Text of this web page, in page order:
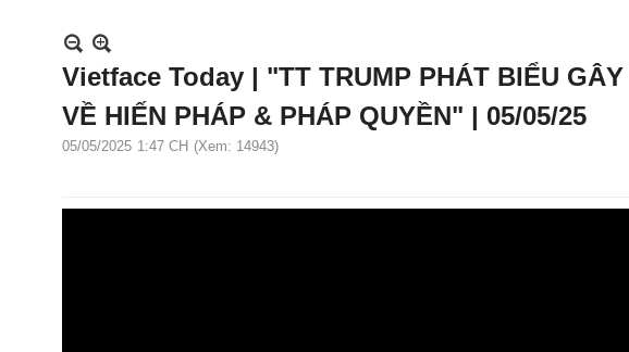
Vietface Today | "TT TRUMP PHÁT BIỂU
VỀ HIẾN PHÁP & PHÁP QUYỀN" | 05/05/25
05/05/2025 1:47 CH (Xem: 14943)